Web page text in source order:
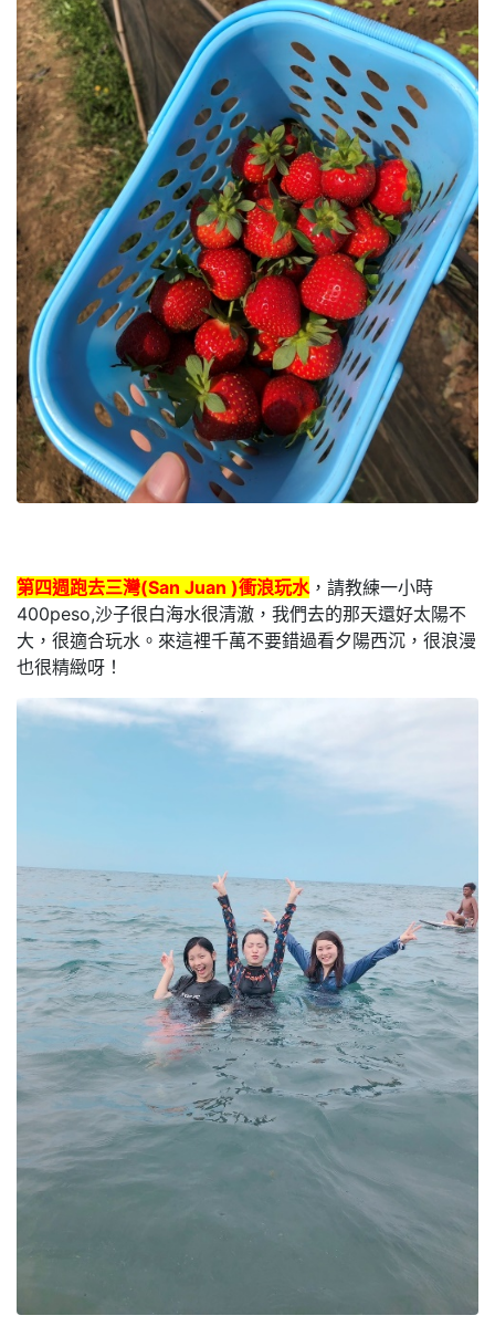
第四週跑去三灣(San Juan )衝浪玩水，請教練一小時
400peso,沙子很白海水很清澈，我們去的那天還好太陽不
大，很適合玩水。來這裡千萬不要錯過看夕陽西沉，很浪漫
也很精緻呀！